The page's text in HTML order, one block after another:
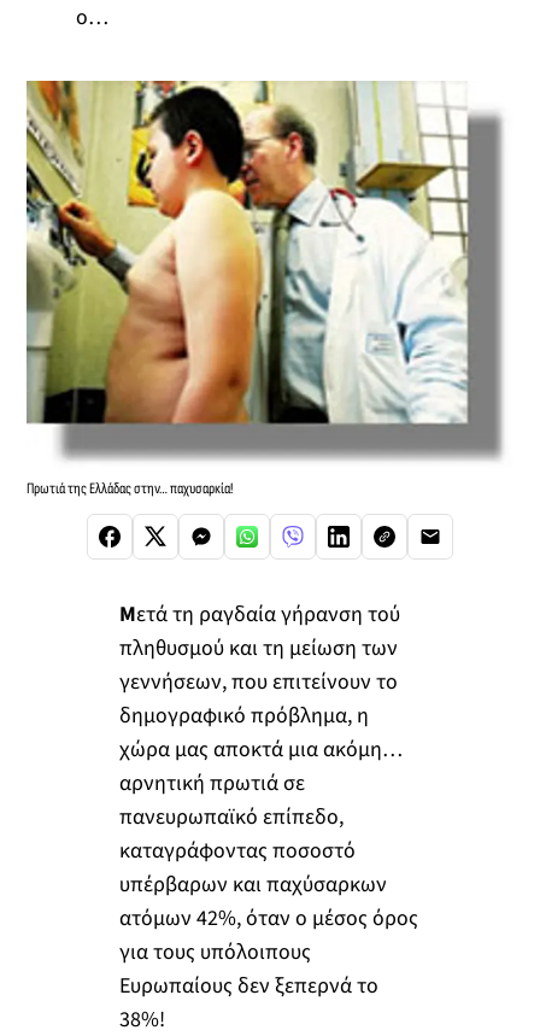
ο…
Πρωτιά της Ελλάδας στην… παχυσαρκία!
Μετά τη ραγδαία γήρανση τού
πληθυσμού και τη μείωση των
γεννήσεων, που επιτείνουν το
δημογραφικό πρόβλημα, η
χώρα μας αποκτά μια ακόμη…
αρνητική πρωτιά σε
πανευρωπαϊκό επίπεδο,
καταγράφοντας ποσοστό
υπέρβαρων και παχύσαρκων
ατόμων 42%, όταν ο μέσος όρος
για τους υπόλοιπους
Ευρωπαίους δεν ξεπερνά το
38%!